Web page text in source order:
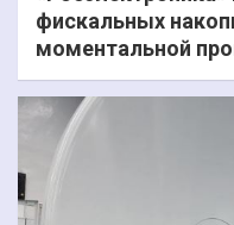
фискальных
моментальной